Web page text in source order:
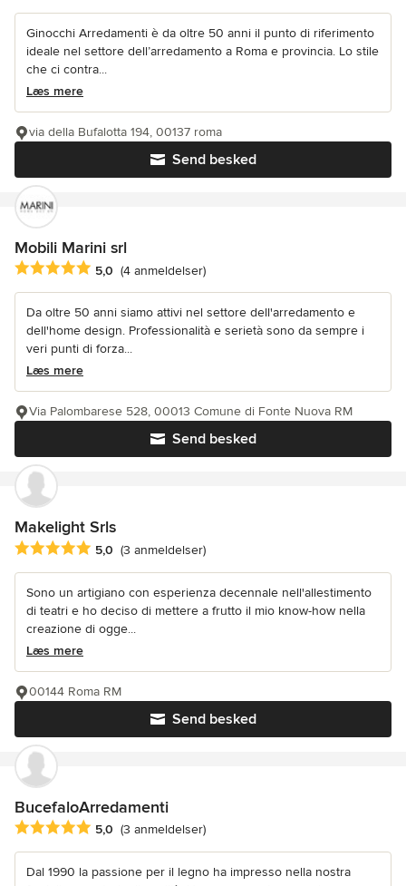
Ginocchi Arredamenti è da oltre 50 anni il punto di riferimento
ideale nel settore dell’arredamento a Roma e provincia. Lo stile
che ci contra...
Læs mere
Send besked
via della Bufalotta 194, 00137 roma
Mobili Marini srl
Gennemsnitlig bedømmelse: 5 ud af 5 stjerner
5,0 (4 anmeldelser)
Da oltre 50 anni siamo attivi nel settore dell'arredamento e
dell'home design. Professionalità e serietà sono da sempre i
veri punti di forza...
Læs mere
Send besked
Via Palombarese 528, 00013 Comune di Fonte Nuova RM
Makelight Srls
Gennemsnitlig bedømmelse: 5 ud af 5 stjerner
5,0 (3 anmeldelser)
Sono un artigiano con esperienza decennale nell'allestimento
di teatri e ho deciso di mettere a frutto il mio know-how nella
creazione di ogge...
Læs mere
Send besked
00144 Roma RM
BucefaloArredamenti
Gennemsnitlig bedømmelse: 5 ud af 5 stjerner
5,0 (3 anmeldelser)
Dal 1990 la passione per il legno ha impresso nella nostra